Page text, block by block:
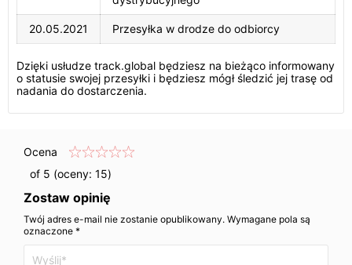
20.05.2021 Przesyłka w drodze do odbiorcy
Dzięki usłudze track.global będziesz na bieżąco informowany
o statusie swojej przesyłki i będziesz mógł śledzić jej trasę od
nadania do dostarczenia.
Ocena
of 5 (oceny: 15)
Zostaw opinię
Twój adres e-mail nie zostanie opublikowany. Wymagane pola są
oznaczone *